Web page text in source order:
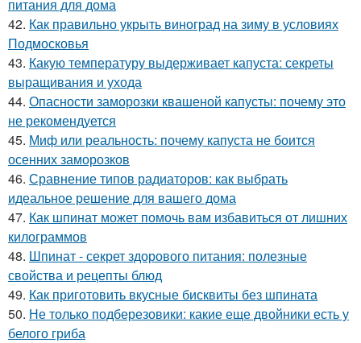
питания для дома
42. Как правильно укрыть виноград на зиму в условиях
Подмосковья
43. Какую температуру выдерживает капуста: секреты
выращивания и ухода
44. Опасности заморозки квашеной капусты: почему это
не рекомендуется
45. Миф или реальность: почему капуста не боится
осенних заморозков
46. Сравнение типов радиаторов: как выбрать
идеальное решение для вашего дома
47. Как шпинат может помочь вам избавиться от лишних
килограммов
48. Шпинат - секрет здорового питания: полезные
свойства и рецепты блюд
49. Как приготовить вкусные бисквиты без шпината
50. Не только подберезовики: какие еще двойники есть у
белого гриба